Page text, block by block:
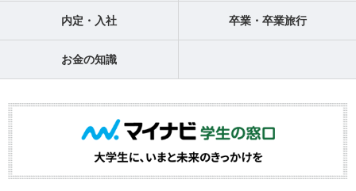
内定・入社 卒業・卒業旅行
お金の知識